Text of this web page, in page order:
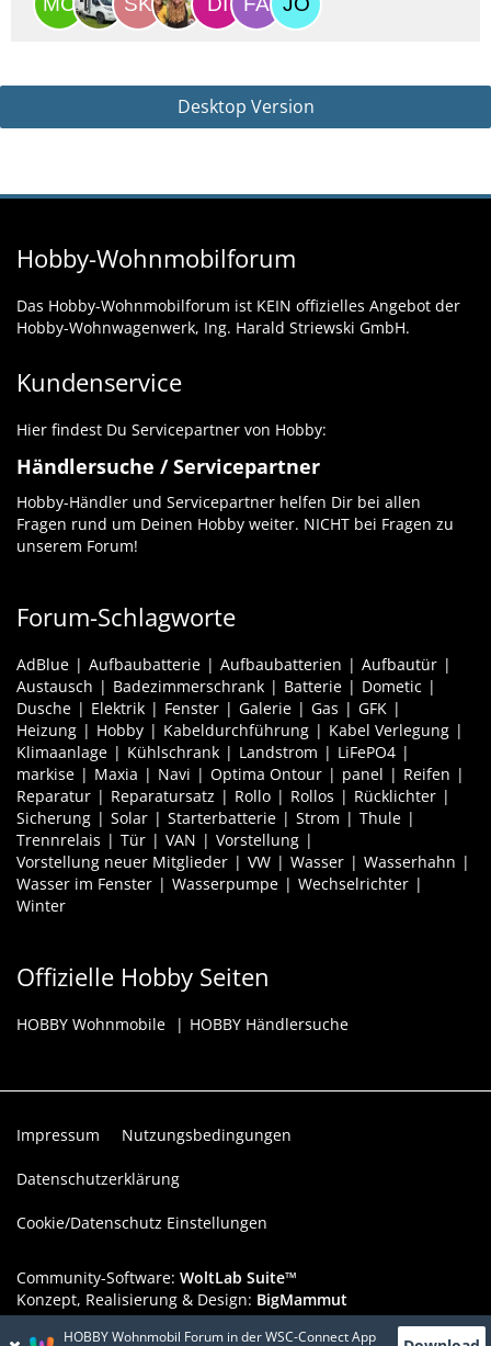
Desktop Version
Hobby-Wohnmobilforum
Das Hobby-Wohnmobilforum ist KEIN offizielles Angebot der
Hobby-Wohnwagenwerk, Ing. Harald Striewski GmbH.
Kundenservice
Hier findest Du Servicepartner von Hobby:
Händlersuche / Servicepartner
Hobby-Händler und Servicepartner helfen Dir bei allen
Fragen rund um Deinen Hobby weiter. NICHT bei Fragen zu
unserem Forum!
Forum-Schlagworte
AdBlue Aufbaubatterie Aufbaubatterien
Aufbautür
Austausch
Badezimmerschrank Batterie
Dometic
Dusche
Elektrik Fenster Galerie Gas
GFK
Heizung
Hobby Kabeldurchführung
Kabel Verlegung
Klimaanlage
Kühlschrank Landstrom
LiFePO4
markise
Maxia Navi Optima Ontour panel
Reifen
Reparatur
Reparatursatz Rollo Rollos
Rücklichter
Sicherung
Solar Starterbatterie Strom
Thule
Trennrelais
Tür VAN
Vorstellung
Vorstellung neuer Mitglieder
VW Wasser
Wasserhahn
Wasser im Fenster
Wasserpumpe
Wechselrichter
Winter
Offizielle Hobby Seiten
HOBBY Wohnmobile HOBBY Händlersuche
Impressum Nutzungsbedingungen
Datenschutzerklärung
Cookie/Datenschutz Einstellungen
Community-Software: WoltLab Suite™
Konzept, Realisierung & Design: BigMammut
HOBBY Wohnmobil Forum in der WSC-Connect App